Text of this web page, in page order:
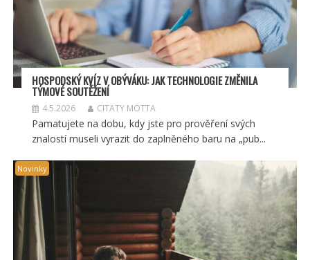
HOSPODSKÝKVÍZ V OBÝVÁKU: JAK TECHNOLOGIE ZMĚNILA
TÝMOVÉ SOUTĚŽENÍ
4.5.2026 CITATY MOTTA
Pamatujete na dobu, kdy jste pro prověření svých
znalostí museli vyrazit do zaplněného baru na „pub...
Novinky